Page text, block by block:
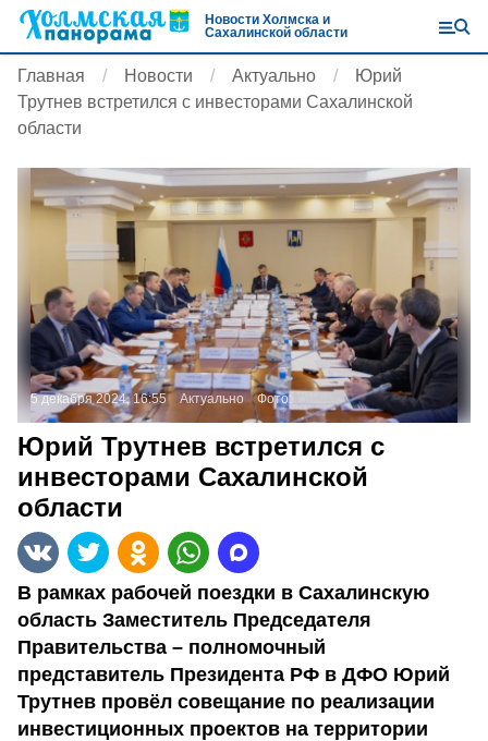
Новости Холмска и
Сахалинской области
Главная Новости Актуально
Юрий
Трутнев встретился с инвесторами Сахалинской
области
5 декабря 2024, 16:55 Актуально Фото:
Юрий Трутнев встретился с
инвесторами Сахалинской
области
В рамках рабочей поездки в Сахалинскую
область Заместитель Председателя
Правительства – полномочный
представитель Президента РФ в ДФО Юрий
Трутнев провёл совещание по реализации
инвестиционных проектов на территории